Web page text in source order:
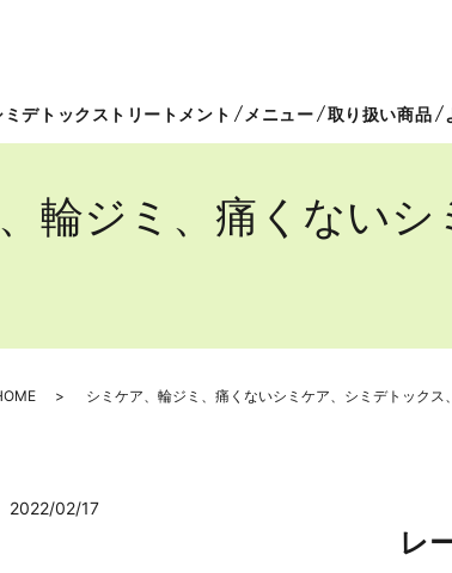
ミデトックストリートメント メニュー 取り扱い商品
輪ジミ、痛くない
シミケア、輪ジミ、痛くないシミケア、シミデトックス
2022/02/17
レ